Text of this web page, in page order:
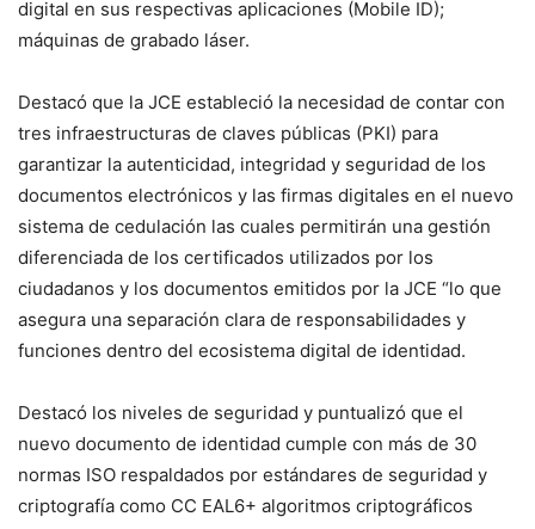
digital en sus respectivas aplicaciones (Mobile ID);
máquinas de grabado láser.
Destacó que la JCE estableció la necesidad de contar con
tres infraestructuras de claves públicas (PKI) para
garantizar la autenticidad, integridad y seguridad de los
documentos electrónicos y las firmas digitales en el nuevo
sistema de cedulación las cuales permitirán una gestión
diferenciada de los certificados utilizados por los
ciudadanos y los documentos emitidos por la JCE “lo que
asegura una separación clara de responsabilidades y
funciones dentro del ecosistema digital de identidad.
Destacó los niveles de seguridad y puntualizó que el
nuevo documento de identidad cumple con más de 30
normas ISO respaldados por estándares de seguridad y
criptografía como CC EAL6+ algoritmos criptográficos